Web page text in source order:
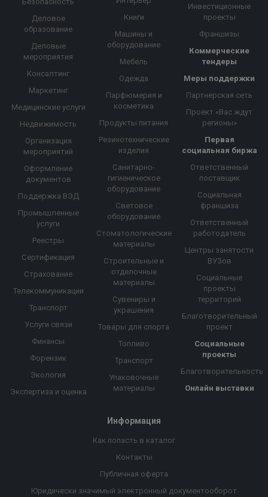
Деловое
образование
Деловые
мероприятия
Консалтинг
Маркетинг
Медицинские услуги
Недвижимость
Организация
мероприятий
Оформление
документов
Поддержка ВЭД
Промышленные
услуги
Реестры
Сертификация
Страхование
Телекоммуникации
Транспорт
Услуги связи
Финансы
Форензик
Экология
Экспертиза и оценка
Книги
Машины и
оборудование
Мебель
Одежда
Парфюмерия и
косметика
Продукты питания
Резинотехнические
изделия
Санитарно-
гигиеническое
оборудование
Световое
оборудование
Стоматологические
материалы
Строительные и
отделочные
материалы
Сувениры и
украшения
Товары для спорта
Топливо
Транспорт
Упаковочные
материалы
Инвестиционные
проекты
Франшизы
Коммерческие
тендеры
Меры поддержки
Партнерская сеть
Проект «Вас ждут
регионы»
Первая
социальная биржа
Ответственный
поставщик
Социальная
франшиза
Ответственный
работодатель
Центры занятости
ВУЗов
Социальные
проекты
территорий
Благотворительный
проект
Социальные
проекты
Благотворительность
Онлайн выставки
Информация
Как попасть в каталог
Контакты
Публичная оферта
Юридически значимый электронный документооборот